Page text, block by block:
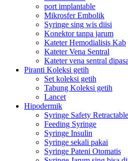
port implantable
Mikrosfer Embolik
Syringe sing wis diisi
Konektor tanpa jarum
Kateter Hemodialisis Kab
Kateter Vena Sentral
Kateter vena sentral
Piranti Koleksi getih
Set koleksi getih
Tabung Koleksi getih
Lancet
Hipodermik
Syringe Safety
Feeding Syringe
Syringe Insulin
Syringe sekali pakai
Syringe Pateni Otomatis